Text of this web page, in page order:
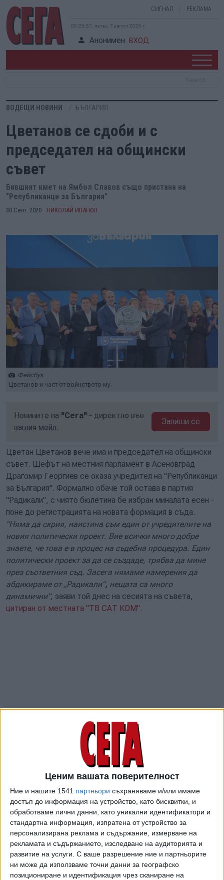
Ценим вашата поверителност
Ние и нашите 1541 партньори съхраняваме и/или имаме
достъп до информация на устройство, като бисквитки, и
обработваме лични данни, като уникални идентификатори и
стандартна информация, изпратена от устройство за
персонализирана реклама и съдържание, измерване на
рекламата и съдържанието, изследване на аудиторията и
развитие на услуги. С ваше разрешение ние и партньорите
ни може да използваме точни данни за географско
позициониране и идентификация чрез сканиране на
СИГНАЛ РЕКЛАМА
00:29:58, петък, 7 август 2026 г.
Анонимен ВХОД
ВОДЕЩИ НОВИНИ БЪЛГАРИЯ
Цветанов се сдоби и с
председател на общински
съвет
Бившият кмет на Ямбол Славов също пристана на
"Републиканци за България"
30 Септ. 2020 НИКОЛАЙ ИВАНОВ
Фейсбук
Цветанов и част от войнството му.
Новините на "Сега" - директно във
вашия мейл.
Запиши се
Цветан Цветанов вече има и председател на общински
съвет. Шефът на местния парламент в Асеновград
Драгомир Георгиев се оказа учредител на "Републиканци
за България". Формално обаче той остава в партия
"Радикали", с чиято бюлетина бе избран миналата есен -
поне до регистрацията на новата формация в съда.
"Няма да скрия, наистина съм един от учредителите на
новия политически проект. Вие всички много добре
знаете, че това е в процес на съдебна процедура. Един
политически проект за да се създаде, трябва да мине
през съответния съд. Засега нямаме намерения да
абдикираме от „Радикали”, нещата са много
динамични”, заяви той днес на сесията на съвета,
цитиран от местната "ТВ САТ КОМ".
Членовете на "Радикали" в ОбС - Асеновград са общо
трима. Фактът, че Георгиев е председател, показва, че
чрез него "Републиканци за България" де факто получава
важна част от управлението на града. Георгиев бе
председател и в миналия мандат, но като представител
на "Народен съюз".
Георги Икономов пък ще бъде независим съветник в
Банско. Бившият кмет също вече е част от формацията
на Цветанов. Местните членове на ГЕРБ поискаха той да
напусне органа."Ще продължа да изпълнявам